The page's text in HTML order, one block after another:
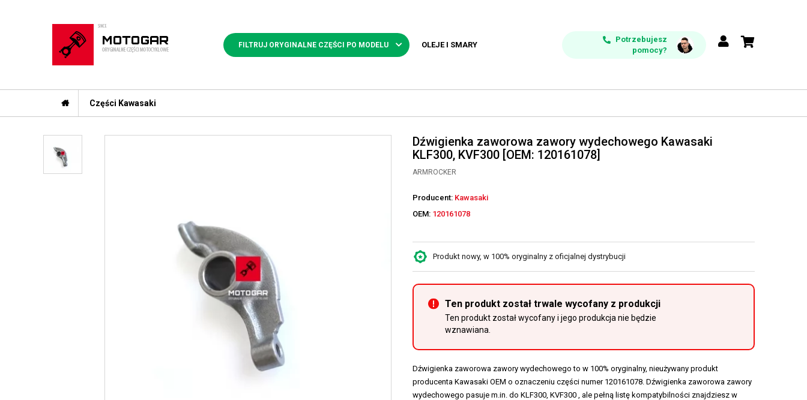
FILTRUJ ORYGINALNE CZĘŚCI PO MODELU OLEJE I SMARY
Potrzebujesz
pomocy?
Części Kawasaki
Dźwigienka zaworowa zawory wydechowego Kawasaki
KLF300, KVF300 [OEM: 120161078]
ARMROCKER
Producent: Kawasaki
OEM: 120161078
Produkt nowy, w 100% oryginalny z oficjalnej dystrybucji
Ten produkt został trwale wycofany z produkcji
Ten produkt został wycofany i jego produkcja nie będzie
wznawiana.
Dźwigienka zaworowa zawory wydechowego to w 100% oryginalny, nieużywany produkt
producenta Kawasaki OEM o oznaczeniu części numer 120161078. Dźwigienka zaworowa zawory
wydechowego pasuje m.in. do KLF300, KVF300 , ale pełną listę kompatybilności znajdziesz w